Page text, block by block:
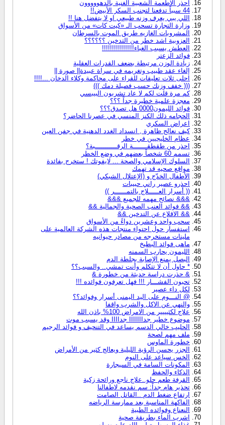
احذر الاطعمة الشعبية الغنية بالدهووووون
44 سبباً تدفعنا لتجنب السكر الأبيض!!
اللي يبي يعرف وزنه طبيعي او لا يتفضل هنا !!
وزارة التجارة تسحب الـ «كيت كات» من الأسواق
المشروبات الغازيه طريق الموت بالسرطان
العزوبية اشد خطر من التدخين ؟؟؟؟؟؟
العطش يسبب الغباء!!!!!!!!!!!!!!!!
فوائد الزعتر
زيادة الوزن مرتبطة بضعف القدرات العقلية
إلغاء عقد طبيب وتغريمه في سراة عبيدة|| صورة ||
احلى ثلات تعليقات للقراء على محاكمة وكلاء الدخان ...!!!!
((( خفف وزنك حسب فصيلة دمك )))
كم مرة قلت لكم لا عاد تشربون البيبسي
معجزة علمية خطيرة جداً ؟؟؟
فوائد الليمون0000 هل تصدق؟؟؟
الحجامه ذلك الكنز المنسي في عصرنا الحاضر؟
اعراض السكري
كيف نعالج ظاهرة , انسداد الغدد الدهنية في جفن العين
عظام الخليجيين في خطر
احذر من طقطقـــــــة الرقـــــــــــبة؟
تسمم 60 شخصاً بعضهم في وضع الخطر
السلوك الإسلامي والصحة ... لايفوتك ! ستخرج بفائدة
مواقع صحيه قد تهمك
الأطفال الخدّج و (الإعتلال الشبكي)
احذرو عصير راني حبيبات
(( أسرار العـــــلاج بالتمــــــر ))
&&& نصائح مهمه للجميع &&&
&& فوائد العنب الصحية والجمالية &&
&& الاقلاع عن التدخين &&
سحب واحد وعشرين دواءً من الأسواق
استفسار حول احتواء منتجات هذه الشركة العالمية على
ملينات مستخرجه من مصادر حيوانيه
ماهى فوائد البطيخ
الليمون يحارب السمنه
البصل يمنع الإصابة بجلطة الدم
* حاول أن لا تتكلم وأنت تمشي.. والسبب؟؟
& حذرت دراسة حديثة من خطورة &
تحبون الفشـــار !!! فهل تعرفون فوائده !!!
لكل داء عصير
@ النـــوم على اليد اليمنى أسرار وفوائد؟؟
والنهي عن الاكل والشرب واقفا
علاج لكثيييير من الامراض 100% باذن الله
موضوع خطير جدااااااا جداااا وقد يسبب موت
الحليب خالي الدسم يساعد في التنحيف و فوائد الرجيم
ملف مهم لصحة
خطورة الماوس
الجزر يحسن الرؤية الليلية ويعالج كثير من الأمراض
الخس سياعد على النوم
المكونات السامة في السيجارة
الذكاء والحفظ
القرفة طعم حلو..علاج ناجع ورائحة زكية
تحذير هام جداً: سم نقدمه لاطفالنا
ارتفاع ضغط الدم ..القاتل الصامت
الفاكهة المناسبة بعد ممارسة الرياضه
النعناع وفوائده الطبية
اشرب الماء بطريقة صحية